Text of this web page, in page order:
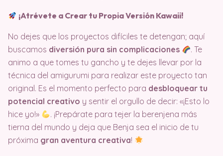
¡Atrévete a Crear tu Propia Versión Kawaii!
No dejes que los proyectos difíciles te detengan; aquí
buscamos diversión pura sin complicaciones
. Te
animo a que tomes tu gancho y te dejes llevar por la
técnica del amigurumi para realizar este proyecto tan
original. Es el momento perfecto para desbloquear tu
potencial creativo y sentir el orgullo de decir: «¡Esto lo
hice yo!»
. ¡Prepárate para tejer la berenjena más
tierna del mundo y deja que Benja sea el inicio de tu
próxima gran aventura creativa!